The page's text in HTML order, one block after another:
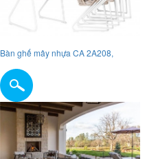
Bàn ghế mây nhựa CA 2A208,